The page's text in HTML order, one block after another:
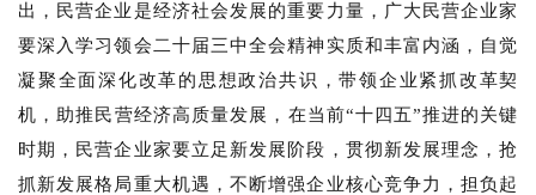
出，民营企业是经济社会发展的重要力量 ，广大民营企业家
要深入学习领会二十届三中全会精神实质和丰富内涵，自觉
凝聚全面深化改革的思想政治共识，带领企业紧抓改革契
机，助推民营经济高质量发展， 在当前“十四五”推进的关键
时期，民营企业家要立足新发展阶段，贯彻新发展理念，抢
抓新发展格局重大机遇，不断增强企业核心竞争力，担负起